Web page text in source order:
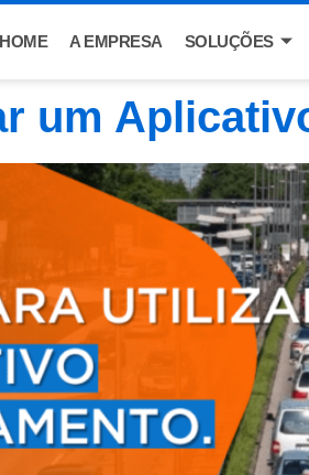
HOME A EMPRESA SOLUÇÕES
um